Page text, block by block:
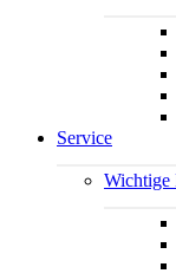
Service
Wichtige